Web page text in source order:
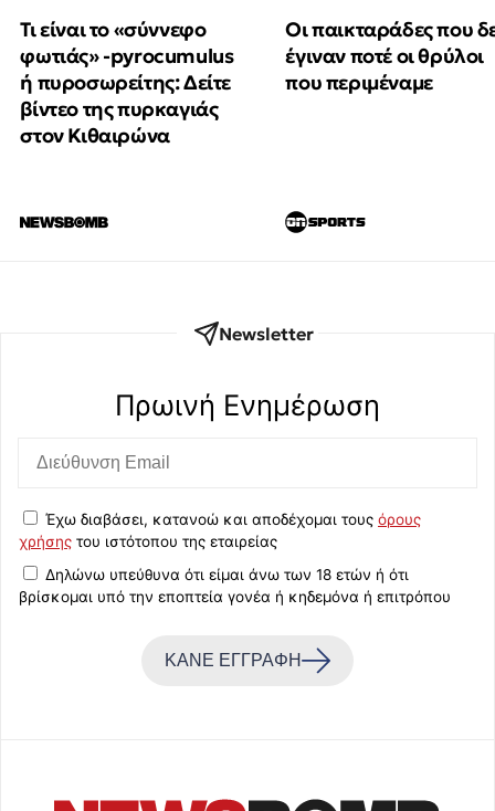
Τι είναι το «σύννεφο
φωτιάς» -pyrocumulus
ή πυροσωρείτης: Δείτε
βίντεο της πυρκαγιάς
στον Κιθαιρώνα
Οι παικταράδες που
έγιναν ποτέ οι θρύλοι
που περιμέναμε
Newsletter
Πρωινή Eνημέρωση
Έχω διαβάσει, κατανοώ και αποδέχομαι τους όρους
χρήσης του ιστότοπου της εταιρείας
Δηλώνω υπεύθυνα ότι είμαι άνω των 18 ετών ή ότι
βρίσκομαι υπό την εποπτεία γονέα ή κηδεμόνα ή επιτρόπου
ΚΑΝΕ ΕΓΓΡΑΦΗ